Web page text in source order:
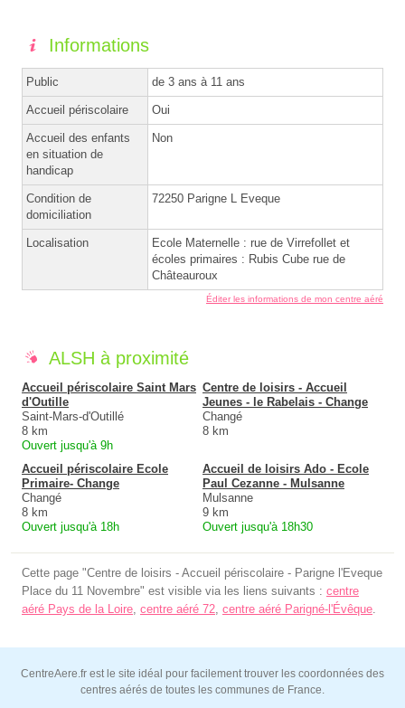
Informations
Public de 3 ans à 11 ans
Accueil périscolaire Oui
Accueil des enfants
en situation de
handicap
Non
Condition de
domiciliation
72250 Parigne L Eveque
Localisation
Ecole Maternelle : rue de Virrefollet et
écoles primaires : Rubis Cube rue de
Châteauroux
Éditer les informations de mon centre aéré
ALSH à proximité
Accueil périscolaire Saint Mars
d'Outille
Saint-Mars-d'Outillé
8 km
Ouvert jusqu'à 9h
Centre de loisirs - Accueil
Jeunes - le Rabelais - Change
Changé
8 km
Accueil périscolaire Ecole
Primaire- Change
Changé
8 km
Ouvert jusqu'à 18h
Accueil de loisirs Ado - Ecole
Paul Cezanne - Mulsanne
Mulsanne
9 km
Ouvert jusqu'à 18h30
Cette page "Centre de loisirs - Accueil périscolaire - Parigne l'Eveque
Place du 11 Novembre" est visible via les liens suivants : centre
aéré Pays de la Loire centre aéré 72 centre aéré Parigné-l'Évêque
CentreAere.fr est le site idéal pour facilement trouver les coordonnées des
centres aérés de toutes les communes de France.